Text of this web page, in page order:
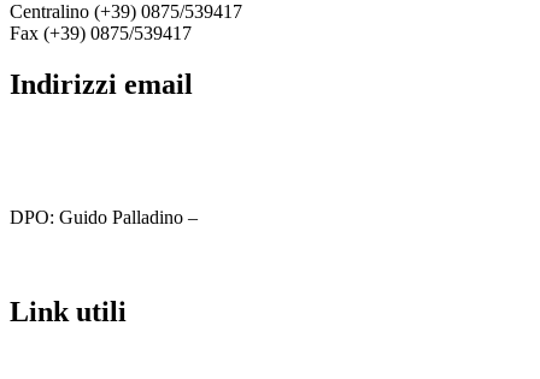
Centralino (+39) 0875/539417
Fax (+39) 0875/539417
indirizzi email
DPO: Guido Palladino –
link utili